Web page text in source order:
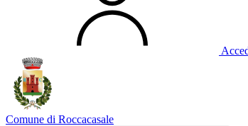
Comune di Roccacasale